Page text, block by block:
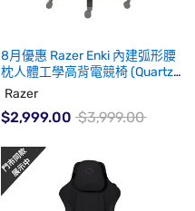
8月優惠 Razer Enki 內建弧形腰
枕人體工學高背電競椅 (Quartz)
(代理有貨)
Razer
$2,999.00 $3,999.00